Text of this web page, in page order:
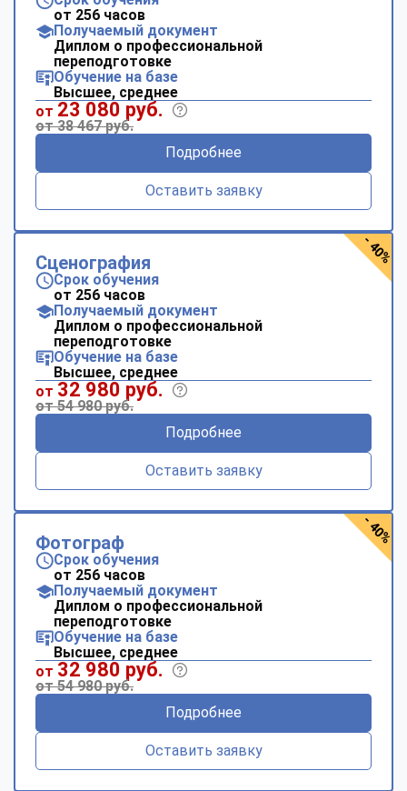
от 256 часов
Получаемый документ
Диплом о профессиональной
переподготовке
Обучение на базе
Высшее, среднее
от 23 080 руб.
от 38 467 руб.
Подробнее
Оставить заявку
Сценография
Срок обучения
от 256 часов
Получаемый документ
Диплом о профессиональной
переподготовке
Обучение на базе
Высшее, среднее
от 32 980 руб.
от 54 980 руб.
Подробнее
Оставить заявку
- 40%
Фотограф
Срок обучения
от 256 часов
Получаемый документ
Диплом о профессиональной
переподготовке
Обучение на базе
Высшее, среднее
от 32 980 руб.
от 54 980 руб.
Подробнее
Оставить заявку
- 40%